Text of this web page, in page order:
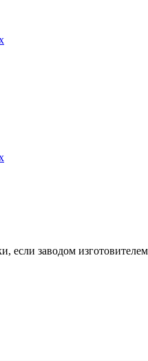
если заводом